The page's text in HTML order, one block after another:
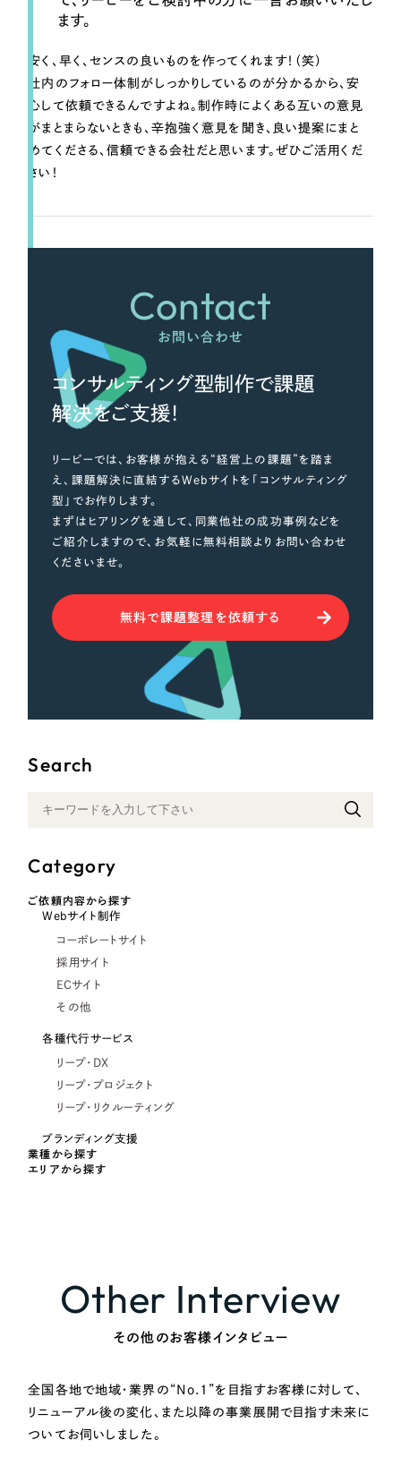
Search
Category
ご依頼内容から探す
Webサイト制作
コーポレートサイト
採用サイト
ECサイト
その他
各種代行サービス
リープ・DX
リープ・プロジェクト
リープ・リクルーティング
ブランディング支援
業種から探す
エリアから探す
ます。
安く、早く、センスの良いものを作ってくれます！（笑）
社内のフォロー体制がしっかりしているのが分かるから、安
心して依頼できるんですよね。制作時によくある互いの意見
がまとまらないときも、辛抱強く意見を聞き、良い提案にまと
めてくださる、信頼できる会社だと思います。ぜひご活用くだ
さい！
Contact
お問い合わせ
コンサルティング型制作で課題
解決をご支援！
リーピーでは、お客様が抱える“経営上の課題”を踏ま
え、課題解決に直結するWebサイトを「コンサルティング
型」でお作りします。
まずはヒアリングを通して、同業他社の成功事例などを
ご紹介しますので、お気軽に無料相談よりお問い合わせ
くださいませ。
無料で課題整理を依頼する
Other Interview
その他のお客様インタビュー
全国各地で地域・業界の“No.1”を目指すお客様に対して、
リニューアル後の変化、また以降の事業展開で目指す未来に
ついてお伺いしました。